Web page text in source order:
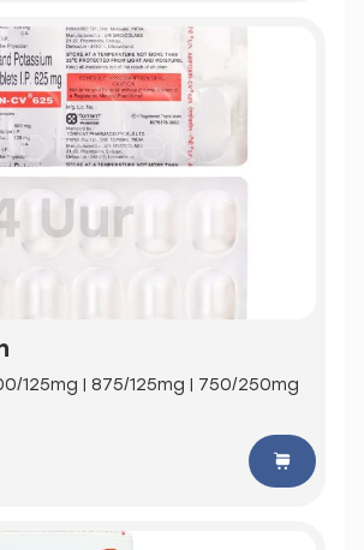
125mg | 875/125mg | 750/250mg